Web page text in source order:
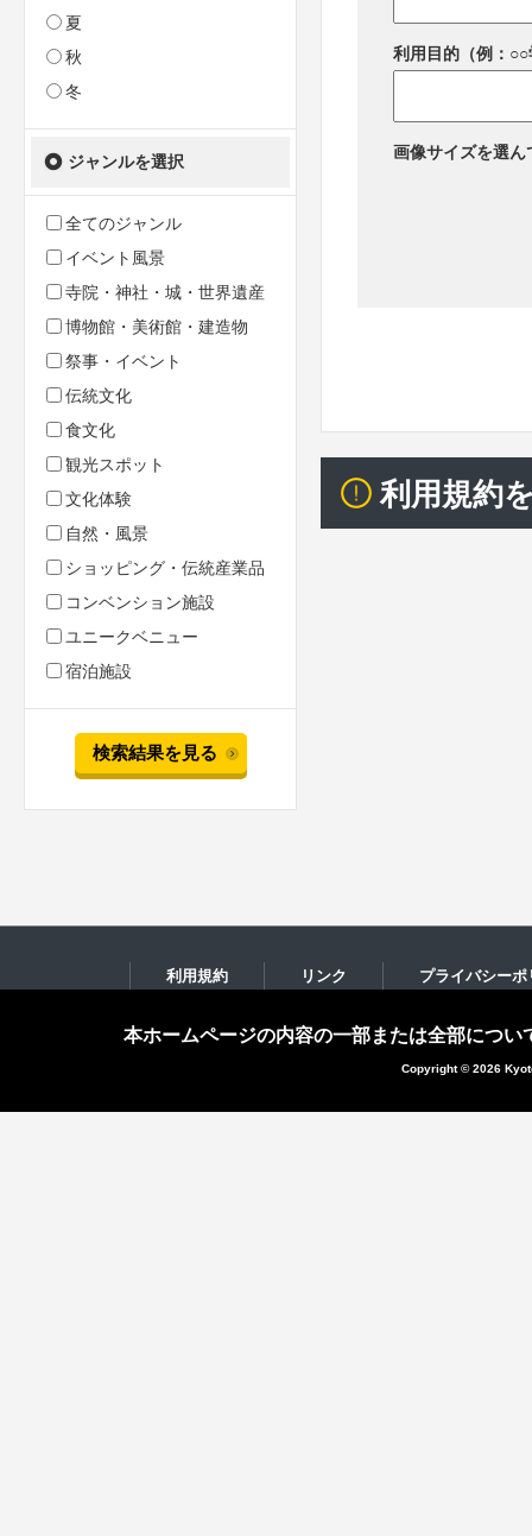
夏
秋
冬
ジャンルを選択
全てのジャンル
イベント風景
寺院・神社・城・世界遺産
博物館・美術館・建造物
祭事・イベント
伝統文化
食文化
観光スポット
文化体験
自然・風景
ショッピング・伝統産業品
コンベンション施設
ユニークベニュー
宿泊施設
検索結果を見る
利用目的（例：
画像サイズを選ん
利用規約
利用規約 リンク プライバシーポ
本ホームページの内容の一部または全部につ
Copyright © 2026